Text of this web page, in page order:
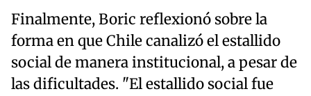
Finalmente, Boric reflexionó sobre la
forma en que Chile canalizó el estallido
social de manera institucional, a pesar de
las dificultades. "El estallido social fue